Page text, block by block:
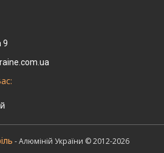
9
- Алюміній України © 2012-2026